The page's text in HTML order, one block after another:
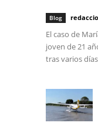
Blog
El caso de
joven de 21
tras varios